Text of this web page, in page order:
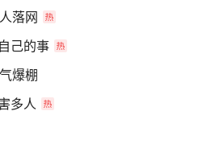
落网
己的事
爆棚
多人